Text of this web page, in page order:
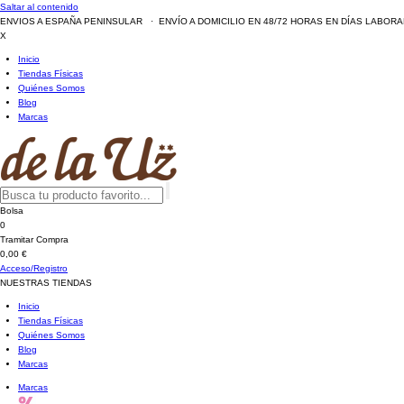
Saltar al contenido
ENVIOS A ESPAÑA PENINSULAR · ENVÍO A DOMICILIO EN 48/72 HORAS EN DÍAS
X
Inicio
Tiendas Físicas
Quiénes Somos
Blog
Marcas
Bolsa
0
Tramitar Compra
0,00 €
Acceso/Registro
NUESTRAS TIENDAS
Inicio
Tiendas Físicas
Quiénes Somos
Blog
Marcas
Marcas